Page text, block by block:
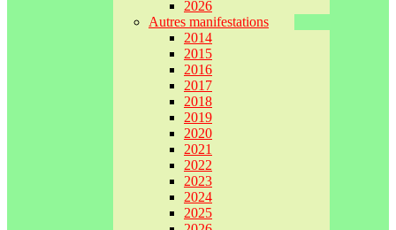
2026
Autres manifestations
2014
2015
2016
2017
2018
2019
2020
2021
2022
2023
2024
2025